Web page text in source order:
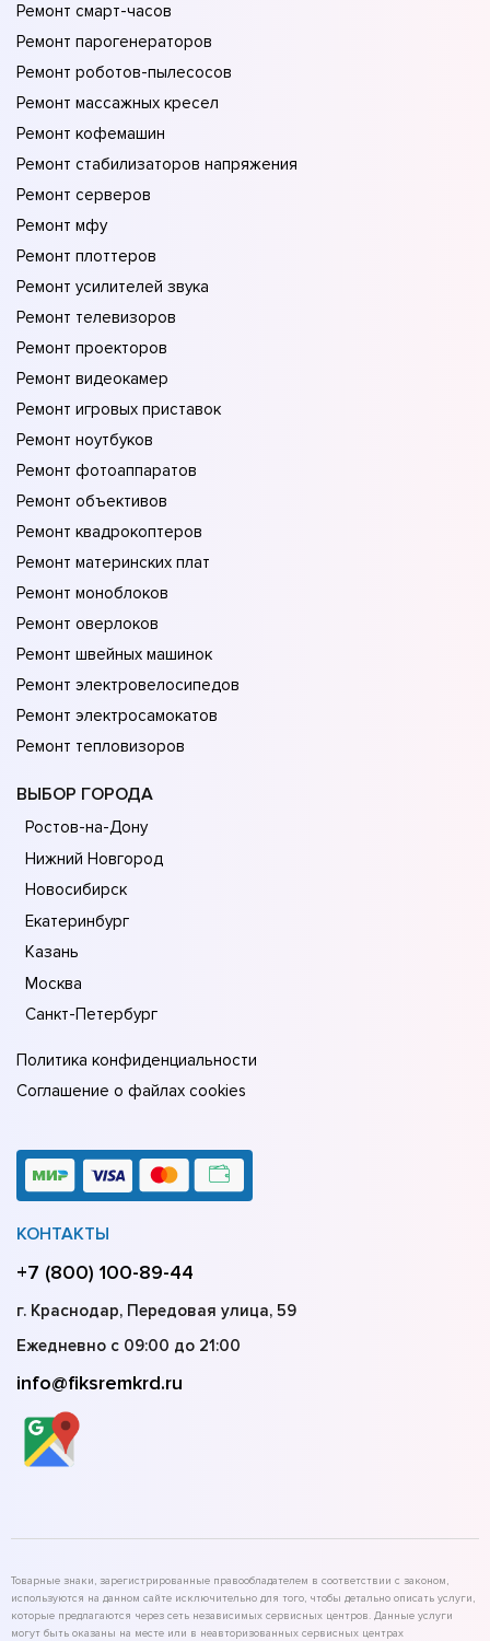
Ремонт смарт-часов
Ремонт парогенераторов
Ремонт роботов-пылесосов
Ремонт массажных кресел
Ремонт кофемашин
Ремонт стабилизаторов напряжения
Ремонт серверов
Ремонт мфу
Ремонт плоттеров
Ремонт усилителей звука
Ремонт телевизоров
Ремонт проекторов
Ремонт видеокамер
Ремонт игровых приставок
Ремонт ноутбуков
Ремонт фотоаппаратов
Ремонт объективов
Ремонт квадрокоптеров
Ремонт материнских плат
Ремонт моноблоков
Ремонт оверлоков
Ремонт швейных машинок
Ремонт электровелосипедов
Ремонт электросамокатов
Ремонт тепловизоров
ВЫБОР ГОРОДА
Ростов-на-Дону
Нижний Новгород
Новосибирск
Екатеринбург
Казань
Москва
Санкт-Петербург
Политика конфиденциальности
Соглашение о файлах cookies
КОНТАКТЫ
+7 (800) 100-89-44
г. Краснодар, Передовая улица, 59
Ежедневно с 09:00 до 21:00
info@fiksremkrd.ru
Товарные знаки, зарегистрированные правообладателем в соответствии с законом,
используются на данном сайте исключительно для того, чтобы детально описать услуги,
которые предлагаются через сеть независимых сервисных центров. Данные услуги
могут быть оказаны на месте или в неавторизованных сервисных центрах